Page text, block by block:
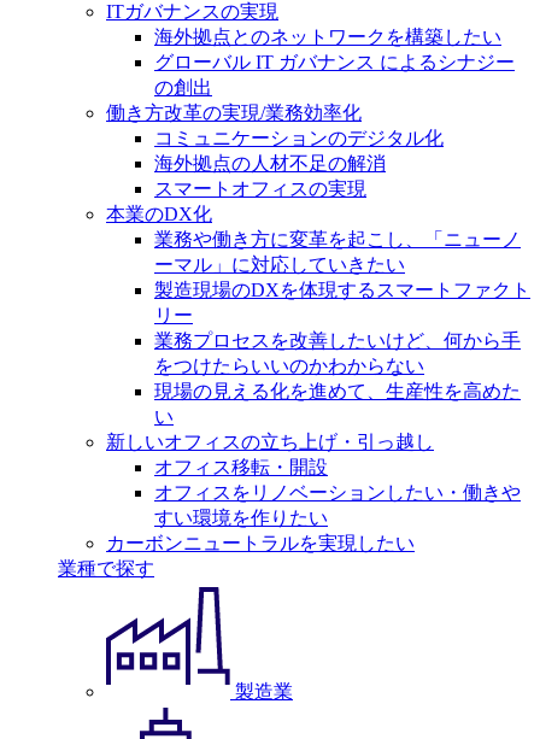
ITガバナンスの実現
海外拠点とのネットワークを構築したい
グローバル IT ガバナンス によるシナジー
の創出
働き方改革の実現/業務効率化
コミュニケーションのデジタル化
海外拠点の人材不足の解消
スマートオフィスの実現
本業のDX化
業務や働き方に変革を起こし、「ニューノ
ーマル」に対応していきたい
製造現場のDXを体現するスマートファクト
リー
業務プロセスを改善したいけど、何から手
をつけたらいいのかわからない
現場の見える化を進めて、生産性を高めた
い
新しいオフィスの立ち上げ・引っ越し
オフィス移転・開設
オフィスをリノベーションしたい・働きや
すい環境を作りたい
カーボンニュートラルを実現したい
業種で探す
製造業